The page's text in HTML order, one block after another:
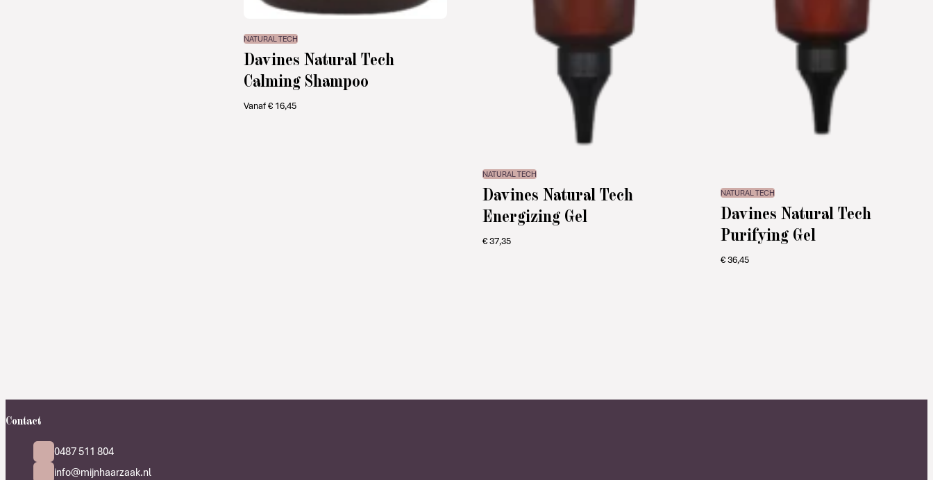
NATURAL TECH
Davines Natural Tech
Calming Shampoo
Vanaf€ 16,45
NATURAL TECH
Davines Natural Tech
Energizing Gel
€37,35
NATURAL TECH
Davines Natural Tech
Purifying Gel
€36,45
Contact
0487 511 804
info@mijnhaarzaak.nl